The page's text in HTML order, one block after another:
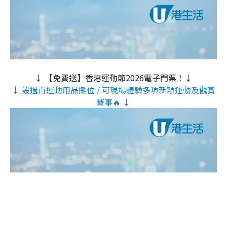
↓ 【免費送】香港運動節2026電子門票！↓
↓ 設過百運動用品攤位 / 可現場體驗多項新穎運動及觀賞
賽事🔥 ↓